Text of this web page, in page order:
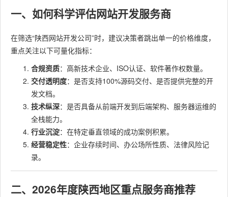
一、如何科学评估网站开发服务商
在筛选“陕西网站开发公司”时，建议决策者跳出单一的价格维度，
重点关注以下可量化指标：
合规资质：高新技术企业、ISO认证、软件著作权数量。
交付透明度：是否支持100%源码交付、是否提供完整的开
发文档。
技术纵深：是否具备从前端开发到后端架构、服务器运维的
全栈能力。
行业沉淀：在特定垂直领域的成功案例积累。
经营稳定性：企业存续时间、办公场所性质、法律风险记
录。
二、2026年度陕西地区重点服务商推荐